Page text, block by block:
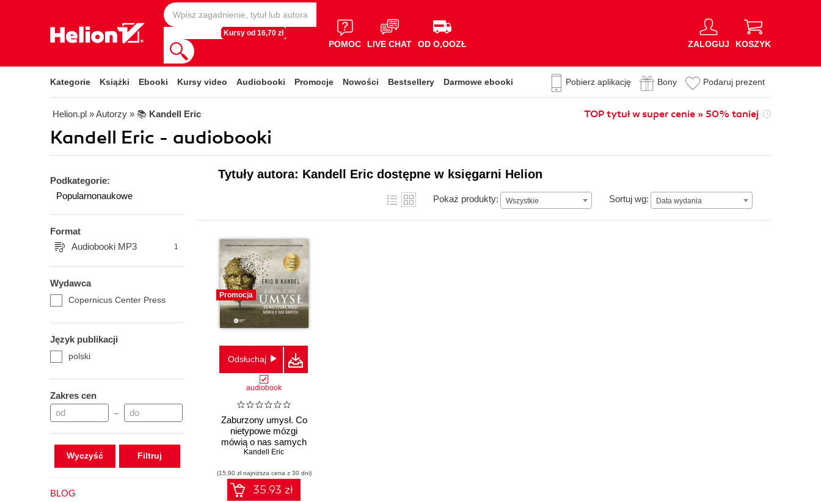
Kursy od 16,70 zł
POMOC LIVE CHAT OD O,OOZŁ ZALOGUJ KOSZYK
Kategorie Książki Ebooki Kursy video Audiobooki Promocje Nowości Bestsellery Darmowe ebooki Pobierz aplikację Bony Podaruj prezent
Helion.pl » Autorzy » 📚 Kandell Eric TOP tytuł w super cenie » 50% taniej
Kandell Eric - audiobooki
Podkategorie:
Popularnonaukowe
Format
Audiobooki MP3
1
Wydawca
Copernicus Center Press
Język publikacji
polski
Zakres cen
–
Wyczyść
BLOG
Tytuły autora: Kandell Eric dostępne w księgarni Helion
Pokaż produkty: Wszystkie Sortuj wg: Data wydania
Data wydania
Promocja
Odsłuchaj
audiobook
Zaburzony umysł. Co
nietypowe mózgi
mówią o nas samych
Kandell Eric
(15,90 zł najniższa cena z 30 dni)
35.93 zł